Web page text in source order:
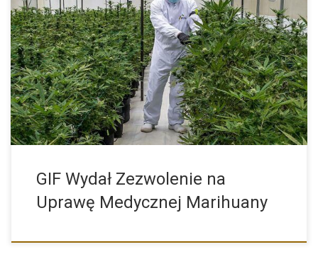
Miłośnicy marihuany leczniczej mają okazję do świętowania.
Otóż, okazuje się, […]
GIF Wydał Zezwolenie na
Uprawę Medycznej Marihuany